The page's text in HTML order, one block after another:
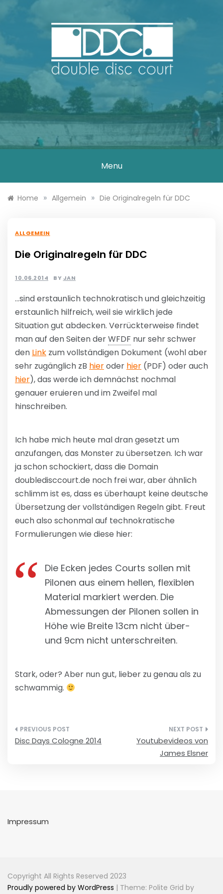
DOUBLE DISC
COURT
Menu
Home » Allgemein » Die Originalregeln für DDC
ALLGEMEIN
Die Originalregeln für DDC
10.06.2014 BYJAN
…sind erstaunlich technokratisch und gleichzeitig
erstaunlich hilfreich, weil sie wirklich jede
Situation gut abdecken. Verrückterweise findet
man auf den Seiten derWFDF nur sehr schwer
den Link zum vollständigen Dokument (wohl aber
sehr zugänglich zB hieroder hier (PDF) oder auch
hier), das werde ich demnächst nochmal
genauer eruieren und im Zweifel mal
hinschreiben.
Ich habe mich heute mal dran gesetzt um
anzufangen, das Monster zu übersetzen. Ich war
ja schon schockiert, dass die Domain
doubledisccourt.de noch frei war, aber ähnlich
schlimm ist es, dass es überhaupt keine deutsche
Übersetzung der vollständigen Regeln gibt. Freut
euch also schonmal auf technokratische
Formulierungen wie diese hier:
Die Ecken jedes Courts sollen mit
Pilonen aus einem hellen, flexiblen
Material markiert werden. Die
Abmessungen der Pilonen sollen in
Höhe wie Breite 13cm nicht über-
und 9cm nicht unterschreiten.
Stark, oder? Aber nun gut, lieber zu genau als zu
schwammig.
Beitragsnavigation
Disc Days Cologne 2014
Youtubevideos von
James Elsner
Impressum
Copyright All Rights Reserved 2023
Proudly powered by WordPress | Theme: Polite Grid by